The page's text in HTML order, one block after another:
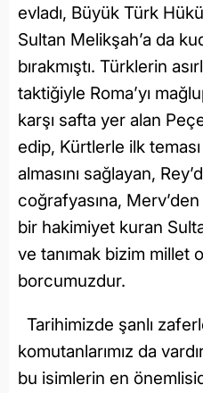
evladı, Büyük Türk
Sultan Melikşah’a da
bırakmıştı. Türklerin
taktiğiyle Roma’yı
karşı safta yer alan
edip, Kürtlerle ilk
almasını sağlayan,
coğrafyasına,
bir hakimiyet kuran
ve tanımak bizim millet
borcumuzdur.
Tarihimizde şanlı
komutanlarımız da
bu isimlerin en